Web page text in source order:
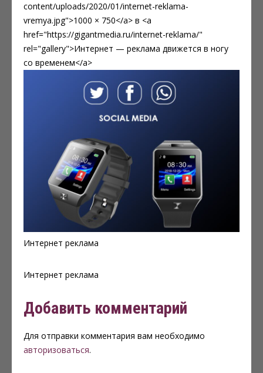
content/uploads/2020/01/internet-reklama-
vremya.jpg">1000 × 750</a> в <a
href="https://gigantmedia.ru/internet-reklama/"
rel="gallery">Интернет — реклама движется в ногу
со временем</a>
Интернет реклама
Интернет реклама
Добавить комментарий
Для отправки комментария вам необходимо
авторизоваться.